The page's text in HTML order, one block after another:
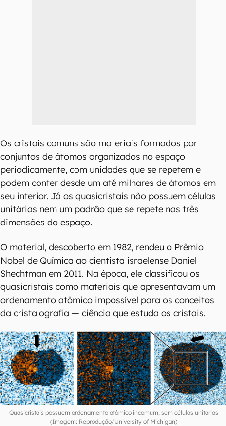
Os cristais comuns são materiais formados por
conjuntos de átomos organizados no espaço
periodicamente, com unidades que se repetem e
podem conter desde um até milhares de átomos em
seu interior. Já os quasicristais não possuem células
unitárias nem um padrão que se repete nas três
dimensões do espaço.
O material, descoberto em 1982, rendeu o Prêmio
Nobel de Química ao cientista israelense Daniel
Shechtman em 2011. Na época, ele classificou os
quasicristais como materiais que apresentavam um
ordenamento atômico impossível para os conceitos
da cristalografia — ciência que estuda os cristais.
Quasicristais possuem ordenamento atômico incomum, sem células unitárias
(Imagem: Reprodução/University of Michigan)